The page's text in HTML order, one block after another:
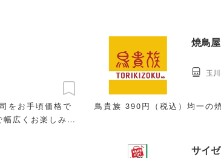
をお手頃価格で
広くお楽しみく
焼鳥
鳥貴族 390円（税込）均一の
玉
サイ